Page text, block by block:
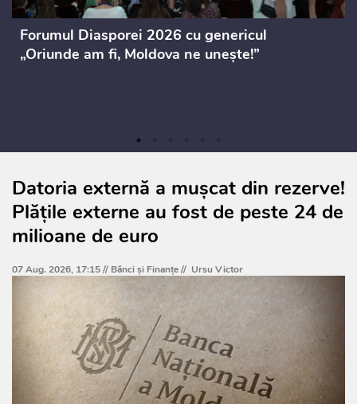
Forumul Diasporei 2026 cu genericul
„Oriunde am fi, Moldova ne unește!”
Datoria externă a mușcat din rezerve!
Plățile externe au fost de peste 24 de
milioane de euro
07 Aug. 2026, 17:15 // Bănci şi Finanţe// Ursu Victor